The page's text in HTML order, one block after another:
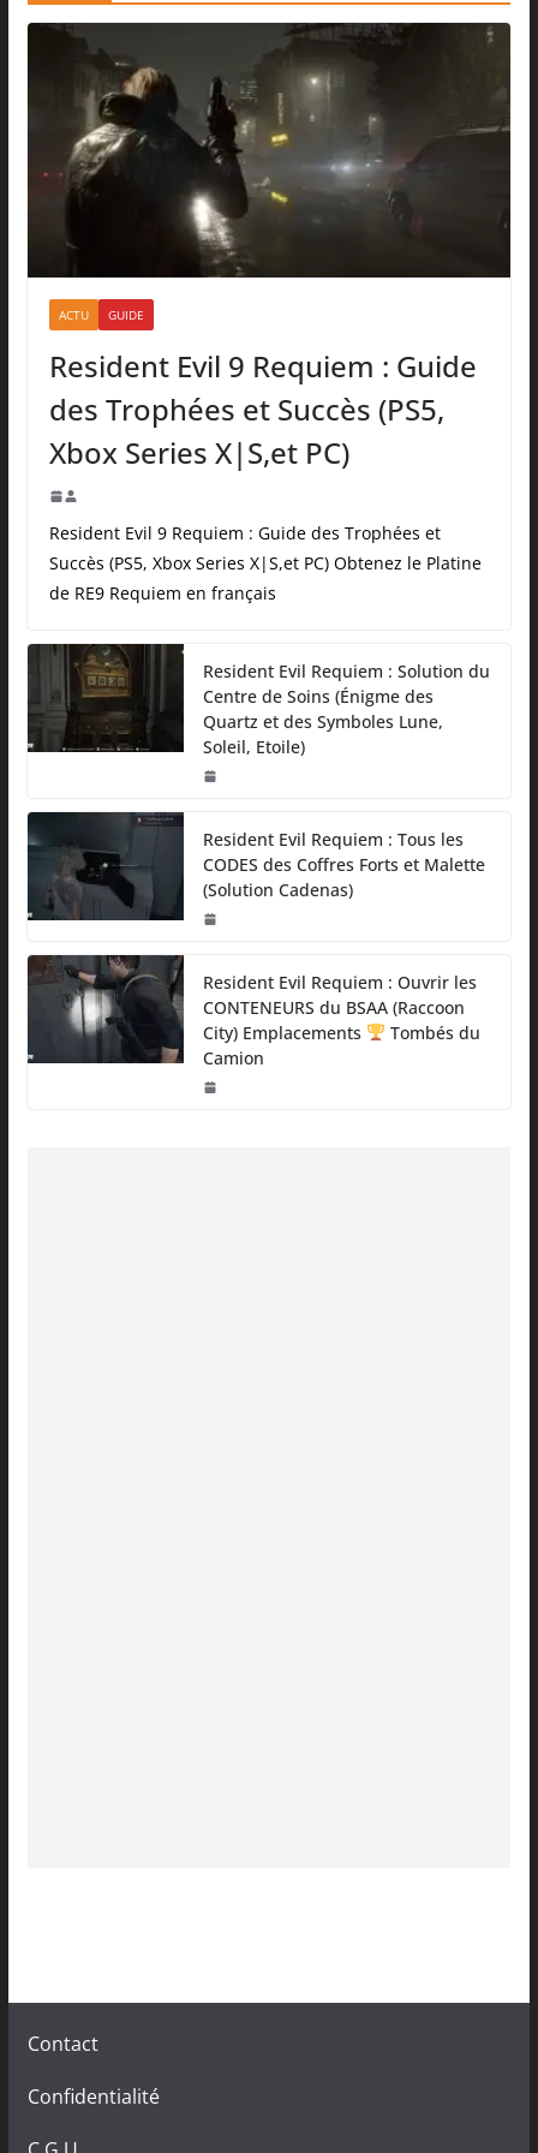
ACTU GUIDE
Resident Evil 9 Requiem : Guide
des Trophées et Succès (PS5,
Xbox Series X|S,et PC)
Resident Evil 9 Requiem : Guide des Trophées et
Succès (PS5, Xbox Series X|S,et PC) Obtenez le Platine
de RE9 Requiem en français
Resident Evil Requiem : Solution du
Centre de Soins (Énigme des
Quartz et des Symboles Lune,
Soleil, Etoile)
Resident Evil Requiem : Tous les
CODES des Coffres Forts et Malette
(Solution Cadenas)
Resident Evil Requiem : Ouvrir les
CONTENEURS du BSAA (Raccoon
City) Emplacements
Tombés du
Camion
Contact
Confidentialité